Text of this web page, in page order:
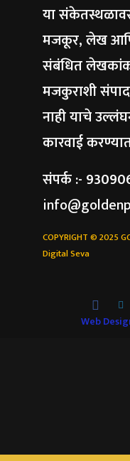
या
मजकूर, लेख आणि
संबंधित
मजकुराशी
नाही याचे
कारवाई
संपर्क :-
COPYRIGHT © 2025
Digital Seva
Web